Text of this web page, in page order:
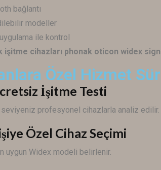
bağlantı
modeller
ile kontrol
işitme cihazları phonak oticon widex
Özel Hizmet
İşitme Testi
profesyonel cihazlarla analiz edilir.
Özel Cihaz Seçimi
uygun Widex modeli belirlenir.